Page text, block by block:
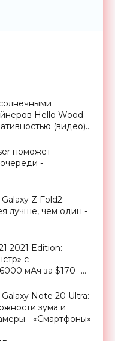
Hello Wood
(видео) -
поможет
-
Z Fold2:
лучше, чем один -
2021 Edition:
с
мАч за $170 -
Note 20 Ultra:
зума и
- «Смартфоны»